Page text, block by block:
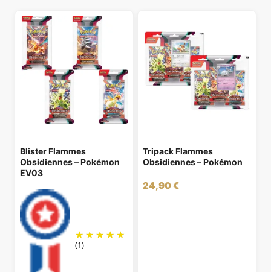
Blister Flammes
Obsidiennes – Pokémon
EV03
(1)
Tripack Flammes
Obsidiennes – Pokémon
24,90€